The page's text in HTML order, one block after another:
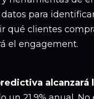
para
qué clientes
el engagement.
alcanzará